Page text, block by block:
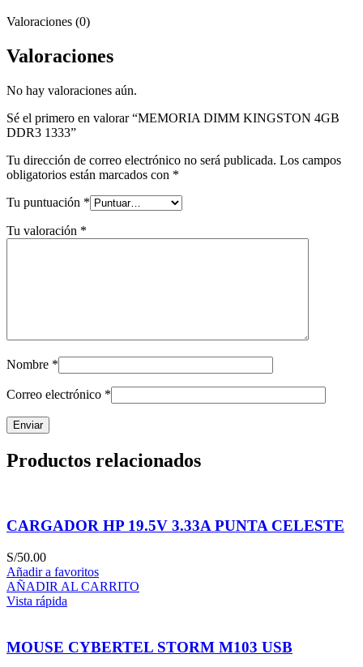
Valoraciones (0)
Valoraciones
No hay valoraciones aún.
Sé el primero en valorar “MEMORIA DIMM KINGSTON 4GB
DDR3 1333”
Tu dirección de correo electrónico no será publicada. Los campos
obligatorios están marcados con *
Tu puntuación *
Tu valoración *
Nombre *
Correo electrónico *
Productos relacionados
CARGADOR HP 19.5V 3.33A PUNTA CELESTE
S/50.00
Añadir a favoritos
AÑADIR AL CARRITO
Vista rápida
MOUSE CYBERTEL STORM M103 USB